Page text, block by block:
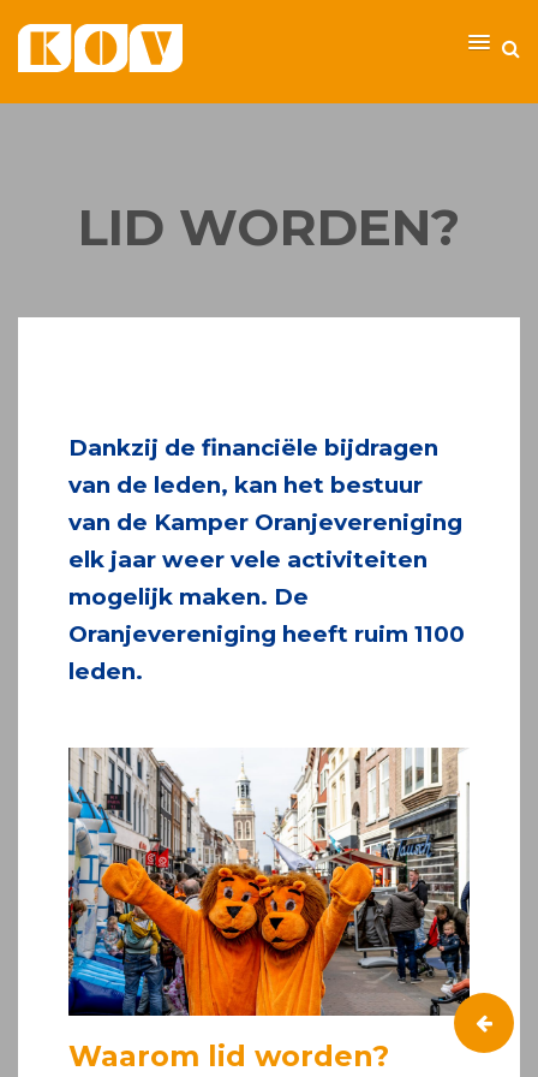
LID WORDEN?
Dankzij de financiële bijdragen
van de leden, kan het bestuur
van de Kamper Oranjevereniging
elk jaar weer vele activiteiten
mogelijk maken. De
Oranjevereniging heeft ruim 1100
leden.
Waarom lid worden?